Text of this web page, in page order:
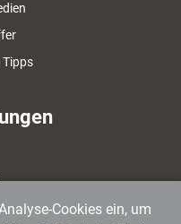
Cookies ein, um